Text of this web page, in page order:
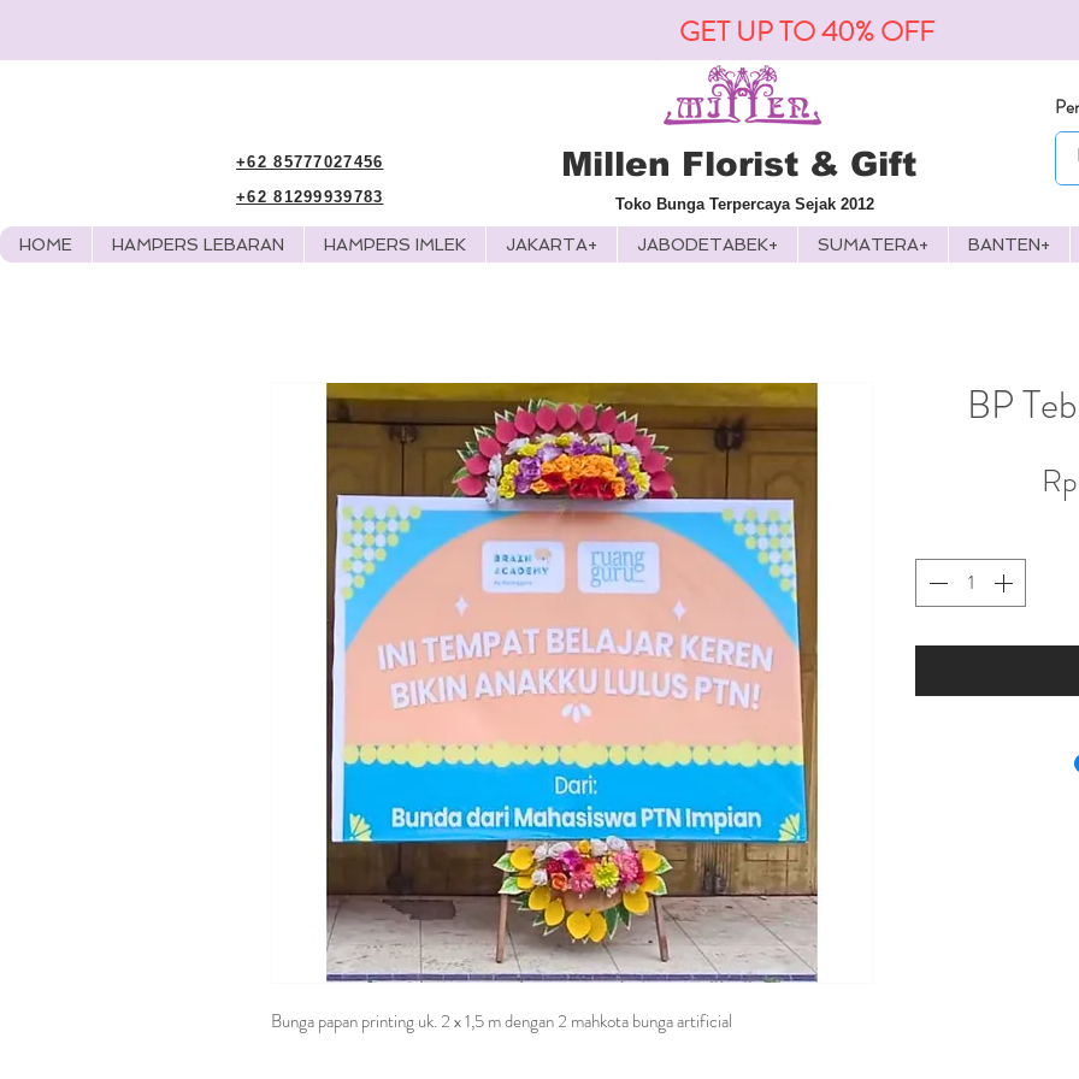
GET UP TO 40% OFF
+62 85777027456
+62 81299939783
Millen Florist & Gift
Toko Bunga Terpercaya Sejak 2012
HOME HAMPERS LEBARAN HAMPERS IMLEK JAKARTA+ JABODETABEK+ SUMATERA+ BANTEN+
Bunga papan printing uk. 2 x 1,5 m dengan 2 mahkota bunga artificial
BP